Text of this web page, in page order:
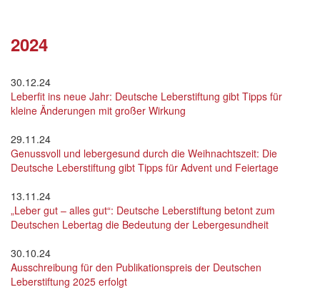
2024
30.12.24
Leberfit ins neue Jahr: Deutsche Leberstiftung gibt Tipps für
kleine Änderungen mit großer Wirkung
29.11.24
Genussvoll und lebergesund durch die Weihnachtszeit: Die
Deutsche Leberstiftung gibt Tipps für Advent und Feiertage
13.11.24
„Leber gut – alles gut“: Deutsche Leberstiftung betont zum
Deutschen Lebertag die Bedeutung der Lebergesundheit
30.10.24
Ausschreibung für den Publikationspreis der Deutschen
Leberstiftung 2025 erfolgt